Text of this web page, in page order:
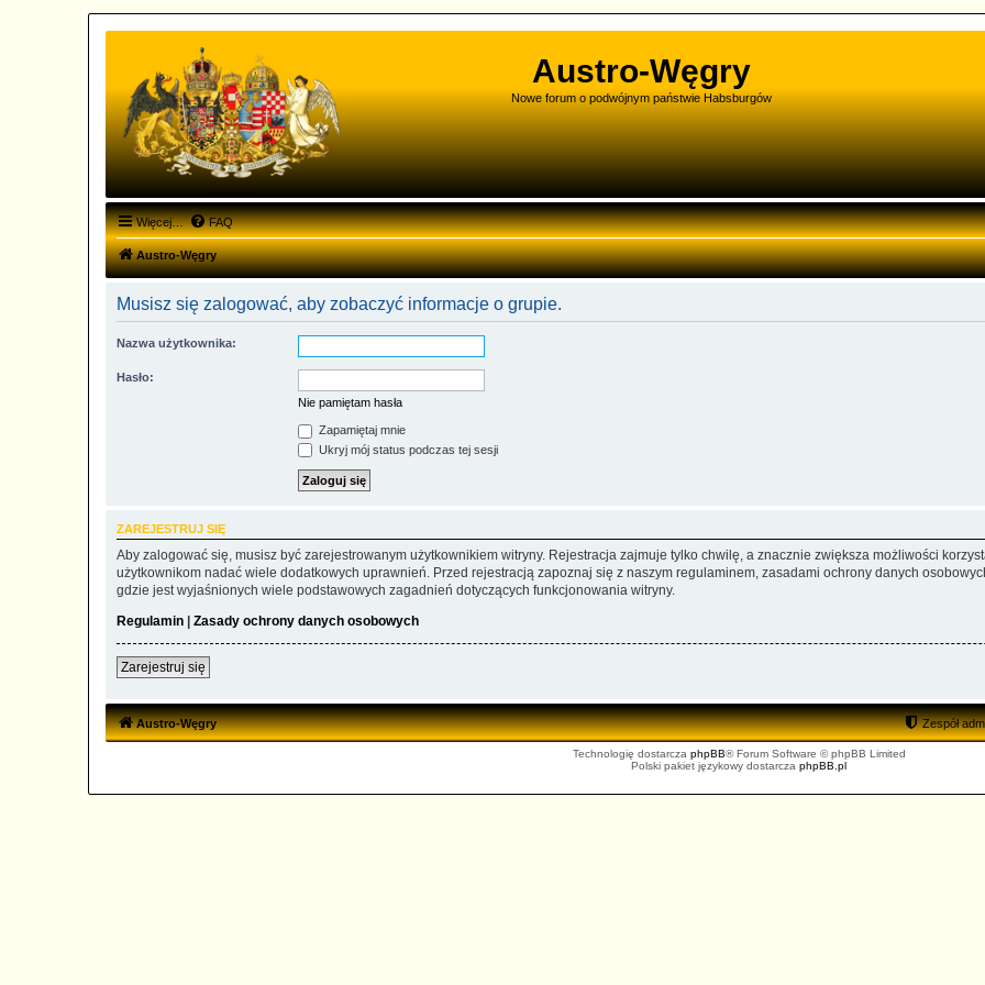
Austro-Węgry
Nowe forum o podwójnym państwie Habsburgów
Więcej… FAQ
Austro-Węgry
Musisz się zalogować, aby zobaczyć informacje o grupie.
Nazwa użytkownika:
Hasło:
Nie pamiętam hasła
Zapamiętaj mnie
Ukryj mój status podczas tej sesji
ZAREJESTRUJ SIĘ
Aby zalogować się, musisz być zarejestrowanym użytkownikiem witryny. Rejestracja zajmuje tylko chwilę, a znacznie zwiększa możliwości
użytkownikom nadać wiele dodatkowych uprawnień. Przed rejestracją zapoznaj się z naszym regulaminem, zasadami ochrony danych
gdzie jest wyjaśnionych wiele podstawowych zagadnień dotyczących funkcjonowania witryny.
Regulamin | Zasady ochrony danych osobowych
Zarejestruj się
Austro-Węgry Zespół
Technologię dostarcza phpBB® Forum Software © phpBB Limited
Polski pakiet językowy dostarcza phpBB.pl